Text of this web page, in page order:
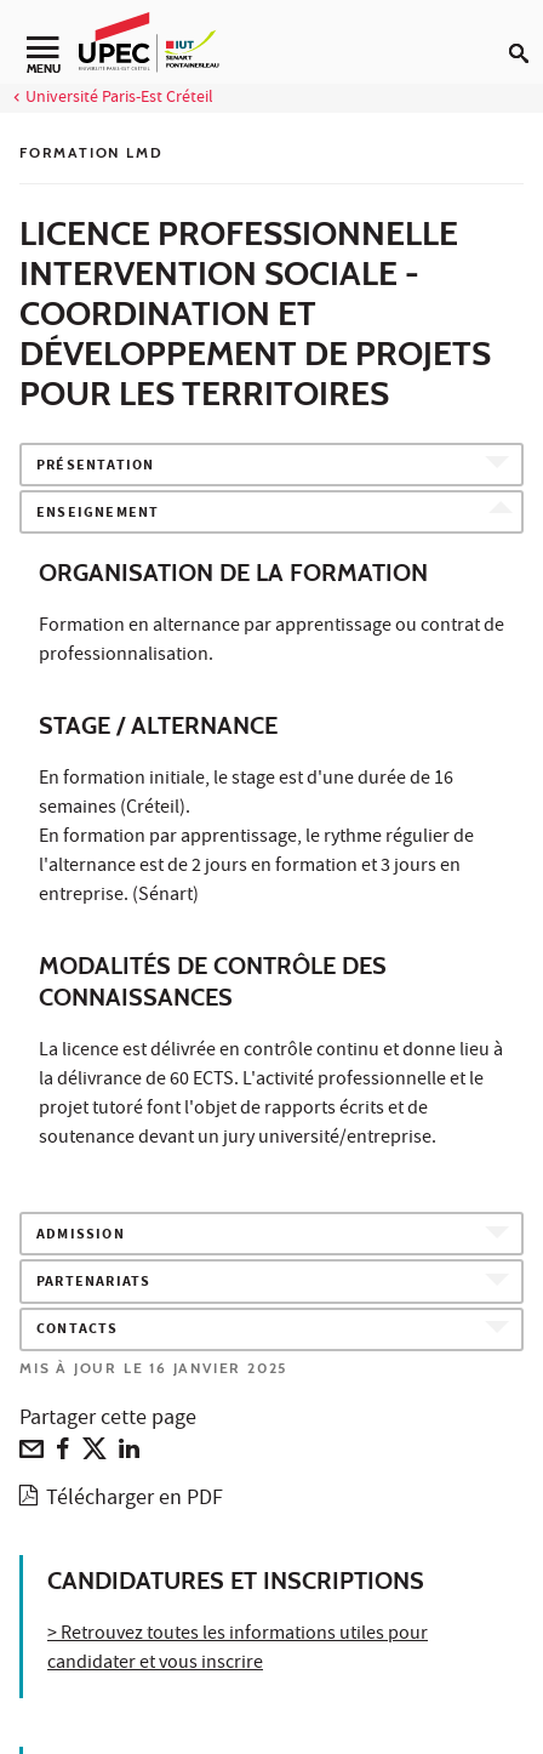
Aller au contenu
Navigation secondaire
MENU
Université Paris-Est Créteil
FORMATION LMD
LICENCE PROFESSIONNELLE
INTERVENTION SOCIALE -
COORDINATION ET
DÉVELOPPEMENT DE PROJETS
POUR LES TERRITOIRES
PRÉSENTATION
ENSEIGNEMENT
ORGANISATION DE LA FORMATION
Formation en alternance par apprentissage ou contrat de
professionnalisation.
STAGE / ALTERNANCE
En formation initiale, le stage est d'une durée de 16
semaines (Créteil).
En formation par apprentissage, le rythme régulier de
l'alternance est de 2 jours en formation et 3 jours en
entreprise. (Sénart)
MODALITÉS DE CONTRÔLE DES
CONNAISSANCES
La licence est délivrée en contrôle continu et donne lieu à
la délivrance de 60 ECTS. L'activité professionnelle et le
projet tutoré font l'objet de rapports écrits et de
soutenance devant un jury université/entreprise.
ADMISSION
PARTENARIATS
CONTACTS
MIS À JOUR LE 16 JANVIER 2025
Partager cette page
Télécharger en PDF
CANDIDATURES ET INSCRIPTIONS
> Retrouvez toutes les informations utiles pour
candidater et vous inscrire